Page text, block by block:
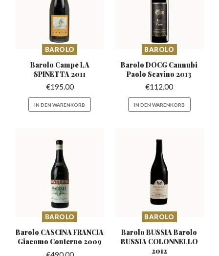
BAROLO
Barolo Campe LA
SPINETTA 2011
€195.00
IN DEN WARENKORB
BAROLO
Barolo DOCG Cannubi
Paolo Scavino 2013
€112.00
IN DEN WARENKORB
BAROLO
Barolo CASCINA FRANCIA
Giacomo Conterno 2009
BAROLO
Barolo BUSSIA Barolo
BUSSIA COLONNELLO
2012